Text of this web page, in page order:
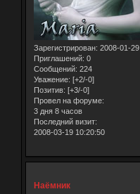
Зарегистрирован: 2008-01-29
Приглашений: 0
Сообщений: 224
Уважение: [+2/-0]
Позитив: [+3/-0]
Провел на форуме:
3 дня 8 часов
Последний визит:
2008-03-19 10:20:50
Наёмник